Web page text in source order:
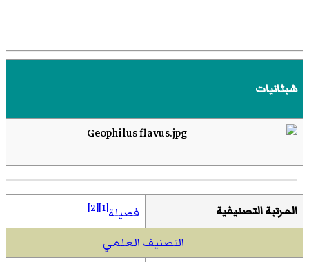
شبثانيات
المرتبة التصنيفية فصيلة[1]
[2]
التصنيف العلمي